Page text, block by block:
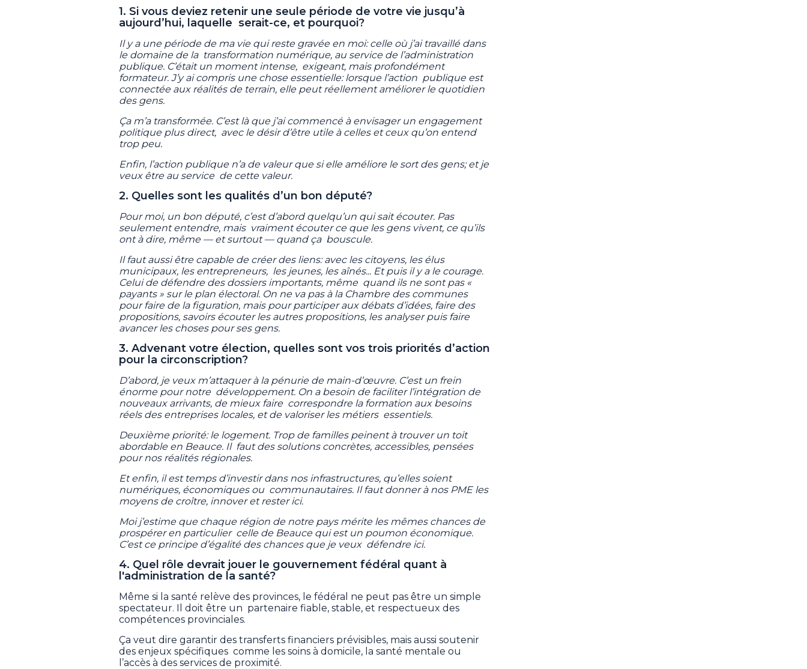
1. Si vous deviez retenir une seule période de votre vie jusqu’à
aujourd’hui, laquelle serait-ce, et pourquoi?
Il y a une période de ma vie qui reste gravée en moi: celle où j’ai travaillé dans
le domaine de la transformation numérique, au service de l’administration
publique. C’était un moment intense, exigeant, mais profondément
formateur. J’y ai compris une chose essentielle: lorsque l’action publique est
connectée aux réalités de terrain, elle peut réellement améliorer le quotidien
des gens.
Ça m’a transformée. C’est là que j’ai commencé à envisager un engagement
politique plus direct, avec le désir d’être utile à celles et ceux qu’on entend
trop peu.
Enfin, l’action publique n’a de valeur que si elle améliore le sort des gens; et je
veux être au service de cette valeur.
2. Quelles sont les qualités d’un bon député?
Pour moi, un bon député, c’est d’abord quelqu’un qui sait écouter. Pas
seulement entendre, mais vraiment écouter ce que les gens vivent, ce qu’ils
ont à dire, même — et surtout — quand ça bouscule.
Il faut aussi être capable de créer des liens: avec les citoyens, les élus
municipaux, les entrepreneurs, les jeunes, les aînés... Et puis il y a le courage.
Celui de défendre des dossiers importants, même quand ils ne sont pas «
payants » sur le plan électoral. On ne va pas à la Chambre des communes
pour faire de la figuration, mais pour participer aux débats d’idées, faire des
propositions, savoirs écouter les autres propositions, les analyser puis faire
avancer les choses pour ses gens.
3. Advenant votre élection, quelles sont vos trois priorités d’action
pour la circonscription?
D’abord, je veux m’attaquer à la pénurie de main-d’œuvre. C’est un frein
énorme pour notre développement. On a besoin de faciliter l’intégration de
nouveaux arrivants, de mieux faire correspondre la formation aux besoins
réels des entreprises locales, et de valoriser les métiers essentiels.
Deuxième priorité: le logement. Trop de familles peinent à trouver un toit
abordable en Beauce. Il faut des solutions concrètes, accessibles, pensées
pour nos réalités régionales.
Et enfin, il est temps d’investir dans nos infrastructures, qu’elles soient
numériques, économiques ou communautaires. Il faut donner à nos PME les
moyens de croître, innover et rester ici.
Moi j’estime que chaque région de notre pays mérite les mêmes chances de
prospérer en particulier celle de Beauce qui est un poumon économique.
C’est ce principe d’égalité des chances que je veux défendre ici.
4. Quel rôle devrait jouer le gouvernement fédéral quant à
l'administration de la santé?
Même si la santé relève des provinces, le fédéral ne peut pas être un simple
spectateur. Il doit être un partenaire fiable, stable, et respectueux des
compétences provinciales.
Ça veut dire garantir des transferts financiers prévisibles, mais aussi soutenir
des enjeux spécifiques comme les soins à domicile, la santé mentale ou
l’accès à des services de proximité.